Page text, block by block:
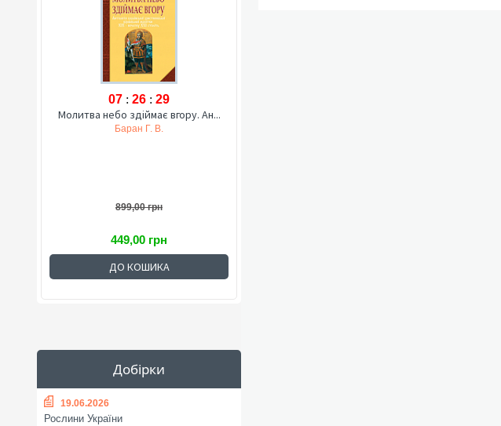
07 : 26 : 28
Молитва небо здіймає вгору. Ан...
Баран Г. В.
899,00 грн
449,00 грн
ДО КОШИКА
Добірки
19.06.2026
Рослини України